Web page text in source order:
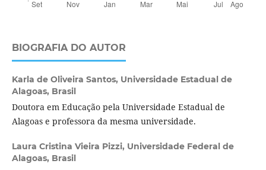
BIOGRAFIA DO AUTOR
Karla de Oliveira Santos, Universidade Estadual de
Alagoas, Brasil
Doutora em Educação pela Universidade Estadual de
Alagoas e professora da mesma universidade.
Laura Cristina Vieira Pizzi, Universidade Federal de
Alagoas, Brasil